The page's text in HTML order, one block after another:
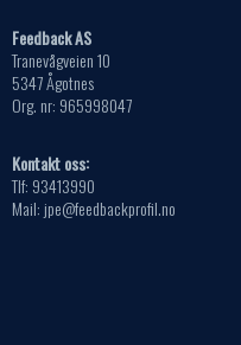
Feedback AS
Tranevågveien 10
5347 Ågotnes
Org. nr: 965998047
Kontakt oss:
Tlf: 93413990
Mail: jpe@feedbackprofil.no